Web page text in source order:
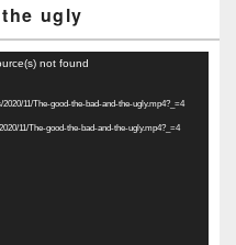
ugly
not found
11/The-good-the-bad-and-the-ugly.mp4?_=4
11/The-good-the-bad-and-the-ugly.mp4?_=4